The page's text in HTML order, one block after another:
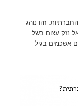
זהו נוהג
נזק עצום בשל
אשכנזים בגיל